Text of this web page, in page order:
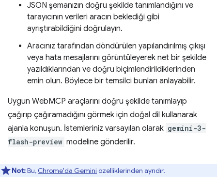
JSON şemanızın doğru şekilde tanımlandığını ve
tarayıcının verileri aracın beklediği gibi
ayrıştırabildiğini doğrulayın.
Aracınız tarafından döndürülen yapılandırılmış çıkışı
veya hata mesajlarını görüntüleyerek net bir şekilde
yazıldıklarından ve doğru biçimlendirildiklerinden
emin olun. Böylece bir temsilci bunları anlayabilir.
Uygun WebMCP araçlarını doğru şekilde tanımlayıp
çağırıp çağıramadığını görmek için doğal dil kullanarak
ajanla konuşun. İstemleriniz varsayılan olarak gemini-3-
flash-preview modeline gönderilir.
Not:Bu, Chrome'da Gemini özelliklerinden ayrıdır.